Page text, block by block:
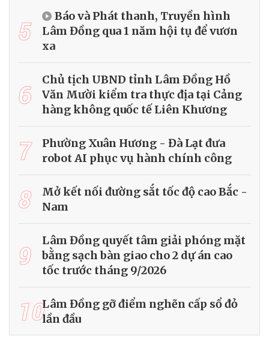
5
Báo và Phát thanh, Truyền hình
Lâm Đồng qua 1 năm hội tụ để vươn
xa
6
Chủ tịch UBND tỉnh Lâm Đồng Hồ
Văn Mười kiểm tra thực địa tại Cảng
hàng không quốc tế Liên Khương
7
Phường Xuân Hương - Đà Lạt đưa
robot AI phục vụ hành chính công
8
Mở kết nối đường sắt tốc độ cao Bắc -
Nam
9
Lâm Đồng quyết tâm giải phóng mặt
bằng sạch bàn giao cho 2 dự án cao
tốc trước tháng 9/2026
10Lâm Đồng gỡ điểm nghẽn cấp sổ đỏ
lần đầu